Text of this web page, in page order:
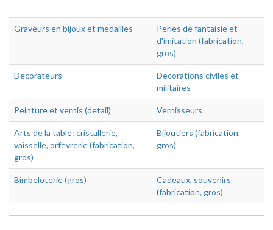
Graveurs en bijoux et medailles
Perles de fantaisie et
d'imitation (fabrication,
gros)
Decorateurs
Decorations civiles et
militaires
Peinture et vernis (detail) Vernisseurs
Arts de la table: cristallerie,
vaisselle, orfevrerie (fabrication,
gros)
Bijoutiers (fabrication,
gros)
Bimbeloterie (gros)
Cadeaux, souvenirs
(fabrication, gros)